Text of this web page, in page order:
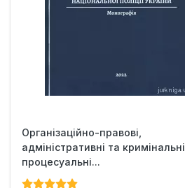
Організаційно-правові,
адміністративні та кримінальні
процесуальні...